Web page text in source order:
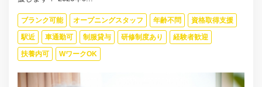
ブランク可能 オープニングスタッフ 年齢不問 資格取得支援
駅近 車通勤可 制服貸与 研修制度あり 経験者歓迎
扶養内可 WワークOK